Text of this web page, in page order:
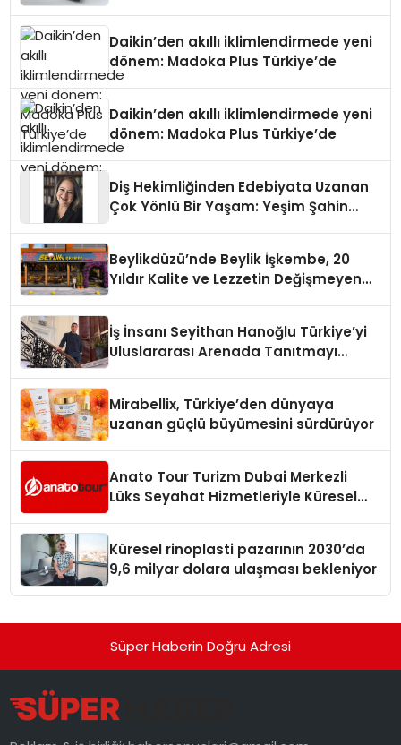
Daikin’den akıllı iklimlendirmede yeni
dönem: Madoka Plus Türkiye’de
Daikin’den akıllı iklimlendirmede yeni
dönem: Madoka Plus Türkiye’de
Diş Hekimliğinden Edebiyata Uzanan
Çok Yönlü Bir Yaşam: Yeşim Şahin
Beylikdüzü’nde Beylik İşkembe, 20
Yıldır Kalite ve Lezzetin Değişmeyen
İş İnsanı Seyithan Hanoğlu Türkiye’yi
Uluslararası Arenada Tanıtmayı
Mirabellix, Türkiye’den dünyaya
uzanan güçlü büyümesini sürdürüyor
Anato Tour Turizm Dubai Merkezli
Lüks Seyahat Hizmetleriyle Küresel
Küresel rinoplasti pazarının 2030’da
9,6 milyar dolara ulaşması bekleniyor
Süper Haberin Doğru Adresi